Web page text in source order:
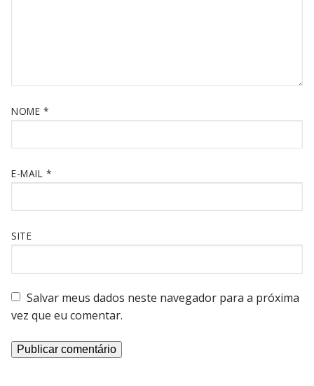
NOME *
E-MAIL *
SITE
Salvar meus dados neste navegador para a próxima
vez que eu comentar.